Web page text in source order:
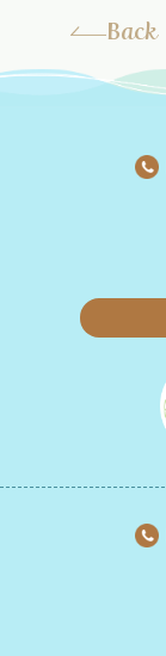
Back